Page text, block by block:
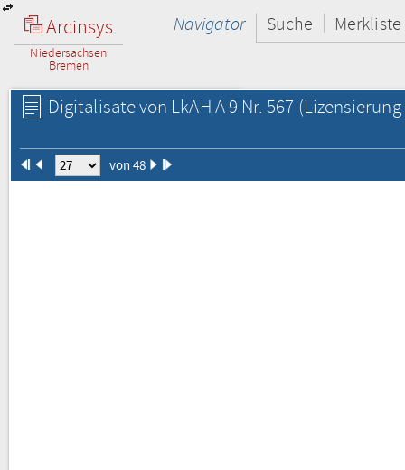
Arcinsys
Niedersachsen
Bremen
Navigator Suche Merkliste
Digitalisate von LkAH A 9 Nr. 567
von 48